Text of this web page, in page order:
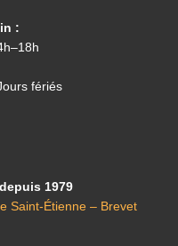
:
fériés
1979
Saint-Étienne – Brevet